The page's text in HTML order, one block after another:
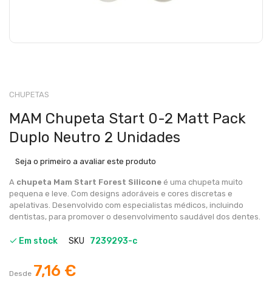
CHUPETAS
MAM Chupeta Start 0-2 Matt Pack
Duplo Neutro 2 Unidades
Seja o primeiro a avaliar este produto
A chupeta Mam Start Forest Silicone é uma chupeta muito
pequena e leve. Com designs adoráveis ​​e cores discretas e
apelativas. Desenvolvido com especialistas médicos, incluindo
dentistas, para promover o desenvolvimento saudável dos dentes.
Em stock SKU 7239293-c
Desde 7,16 €